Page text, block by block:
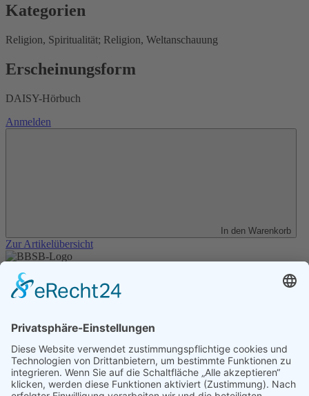
Kategorien
Religion, Spiritualität; Religion, Weltanschauung
Erscheinungsform
DAISY-Hörbuch
Anmelden
In den Warenkorb
Zur Artikelübersicht
Unser Angebot
Shop
Datenschutz
Kontakt
Transparenzerklärung